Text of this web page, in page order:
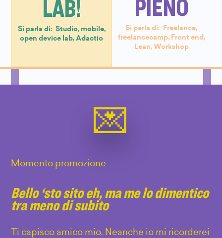
LAB!
Si parla di: Studio, mobile,
open device lab,Adactio
PIENO
Si parla di: Freelance,
freelancecamp, Front end ,
Lean, Workshop
Momento promozione
Bello ‘sto sito eh, ma me lo dimentico
tra meno di subito
Ti capisco amico mio. Neanche io mi ricorderei